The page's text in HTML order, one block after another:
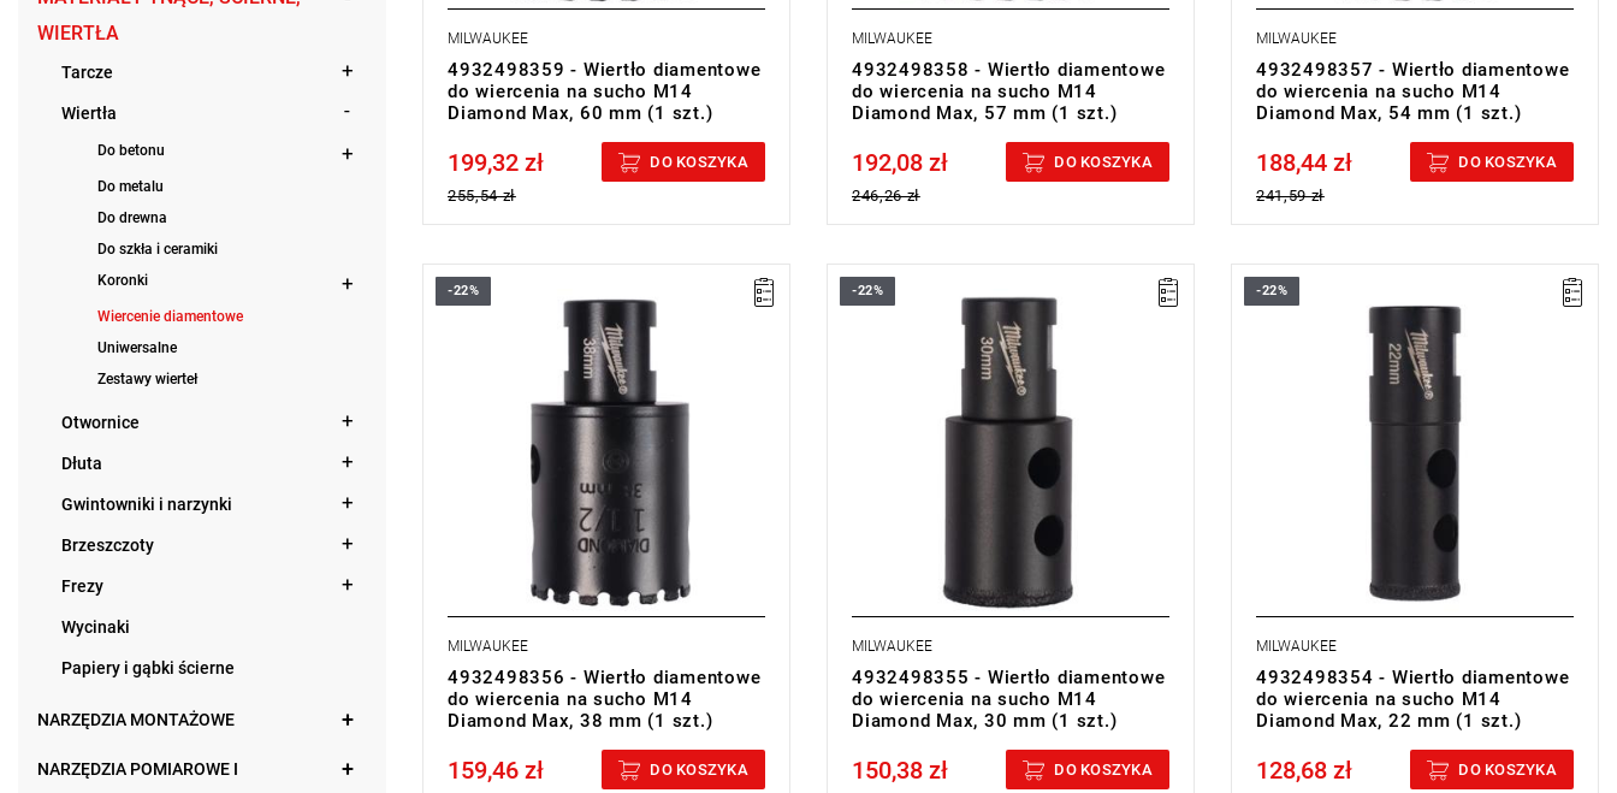
WIERTŁA
Tarcze
Wiertła
Do betonu
Do metalu
Do drewna
Do szkła i ceramiki
Koronki
Wiercenie diamentowe
Uniwersalne
Zestawy wierteł
Otwornice
Dłuta
Gwintowniki i narzynki
Brzeszczoty
Frezy
Wycinaki
Papiery i gąbki ścierne
NARZĘDZIA MONTAŻOWE
NARZĘDZIA POMIAROWE I
MILWAUKEE
4932498359 - Wiertło diamentowe
do wiercenia na sucho M14
Diamond Max, 60 mm (1 szt.)
Price tax included
199,32 zł
255,54 zł
DO KOSZYKA
MILWAUKEE
4932498358 - Wiertło diamentowe
do wiercenia na sucho M14
Diamond Max, 57 mm (1 szt.)
Price tax included
192,08 zł
246,26 zł
DO KOSZYKA
MILWAUKEE
4932498357 - Wiertło diamentowe
do wiercenia na sucho M14
Diamond Max, 54 mm (1 szt.)
Price tax included
188,44 zł
241,59 zł
DO KOSZYKA
-22%
MILWAUKEE
4932498356 - Wiertło diamentowe
do wiercenia na sucho M14
Diamond Max, 38 mm (1 szt.)
Price tax included
159,46 zł DO KOSZYKA
-22%
MILWAUKEE
4932498355 - Wiertło diamentowe
do wiercenia na sucho M14
Diamond Max, 30 mm (1 szt.)
Price tax included
150,38 zł DO KOSZYKA
-22%
MILWAUKEE
4932498354 - Wiertło diamentowe
do wiercenia na sucho M14
Diamond Max, 22 mm (1 szt.)
Price tax included
128,68 zł DO KOSZYKA